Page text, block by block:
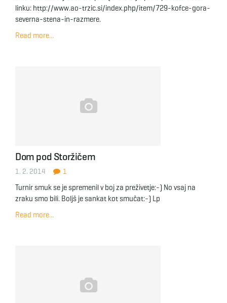
linku: http://www.ao-trzic.si/index.php/item/729-kofce-gora-
severna-stena-in-razmere.
Read more...
Dom pod Storžičem
1. 2. 2014 1
Turnir smuk se je spremenil v boj za preživetje:-) No vsaj na
zraku smo bili. Boljš je sankat kot smučat:-) Lp
Read more...